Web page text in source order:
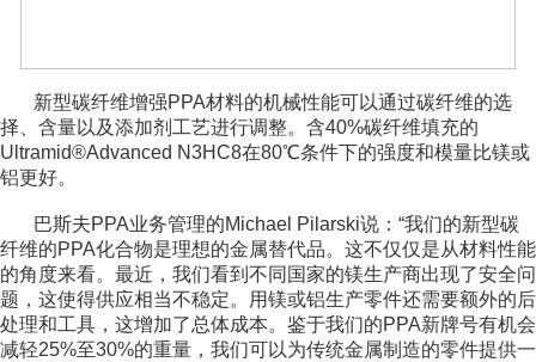
新型碳纤维增强PPA材料的机械性能可以通过碳纤维的选
择、含量以及添加剂工艺进行调整。含40%碳纤维填充的
Ultramid®Advanced N3HC8在80℃条件下的强度和模量比镁或
铝更好。
巴斯夫PPA业务管理的Michael Pilarski说：“我们的新型碳
纤维的PPA化合物是理想的金属替代品。这不仅仅是从材料性能
的角度来看。最近，我们看到不同国家的镁生产商出现了安全问
题，这使得供应相当不稳定。用镁或铝生产零件还需要额外的后
处理和工具，这增加了总体成本。鉴于我们的PPA新牌号有机会
减轻25%至30%的重量，我们可以为传统金属制造的零件提供一